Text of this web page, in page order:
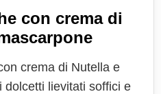
con crema di
crema di Nutella e
dolcetti lievitati soffici e